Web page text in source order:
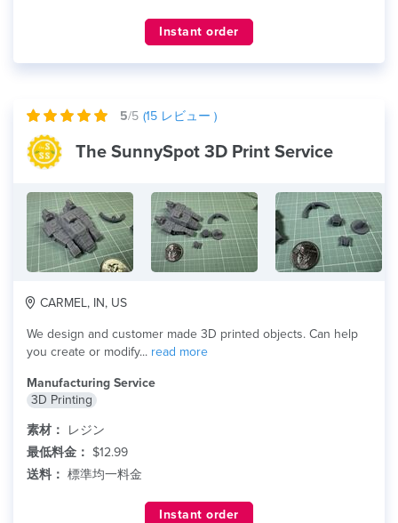
Instant order
5/5 (15 レビュー )
The SunnySpot 3D Print Service
CARMEL, IN, US
We design and customer made 3D printed objects. Can help
you create or modify... read more
Manufacturing Service
3D Printing
素材：
レジン
最低料金： $12.99
送料： 標準均一料金
Instant order